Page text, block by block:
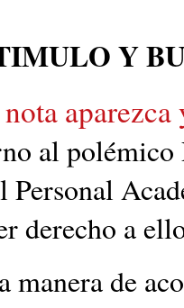
Y
al
derecho a
manera de